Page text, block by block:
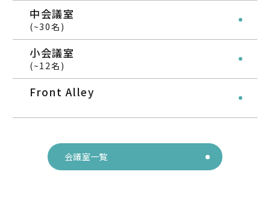
中会議室
(~30名)
小会議室
(~12名)
Front Alley
会議室一覧